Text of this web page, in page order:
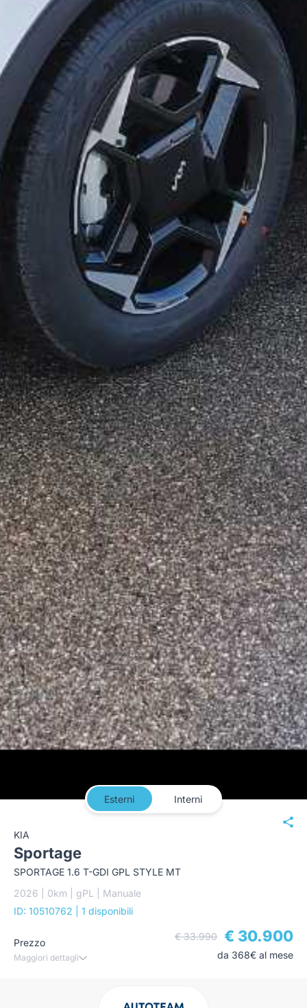
Esterni Interni
KIA
Sportage
SPORTAGE 1.6 T-GDI GPL STYLE MT
2026 | 0km | gPL | Manuale
ID: 10510762
| 1 disponibili
Prezzo
Maggiori dettagli
€ 33.990 € 30.900
da 368€ al mese